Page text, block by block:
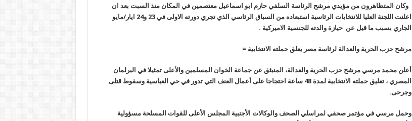
وكان المتظاهرون من مؤيدي مرشح الرئاسة السلفي حازم ابو اسماعيل معتصمين في المكان منذ السبت بعد ان
اعلنت اللجنة العليا للانتخابات الرئاسية استبعاده من السباق الرئاسي الذي تجري دورته الاولى في 23 و24 ايار/مايو
الجاري بسبب ما قيل عن حيازة والدته للجنسية الاميركية .
مرشح حزب الحرية والعدالة لرئاسة مصر يعلق حملته الانتخابية =
أعلن محمد مرسي مرشح حزب الحرية والعدالة، المنبثق عن جماعة الخوان المسلمين والأعلى تمثيلا في البرلمان
المصري ، تعليق حملته الانتخابية لمدة 48 ساعة احتجاجا على أعمال العنف التي تدور في حي العباسية وسقوط قتلى
وجرحى.
وحمل مرسي في مؤتمر صحفي لمراسلي الصحف والوكالات الأجنبية المجلس الأعلى للقوات المسلحة مسؤولية